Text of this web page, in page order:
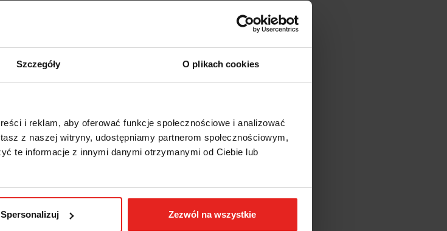
Szczegóły O plikach cookies
i reklam, aby oferować funkcje społecznościowe i analizować
z naszej witryny, udostępniamy partnerom społecznościowym,
te informacje z innymi danymi otrzymanymi od Ciebie lub
Spersonalizuj Zezwól na wszystkie